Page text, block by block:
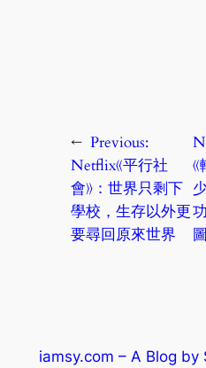
← Previous:
Netflix《平行社
會》：世界只剩下
學校，生存以外更
要尋回原來世界
iamsy.com – A Blog by